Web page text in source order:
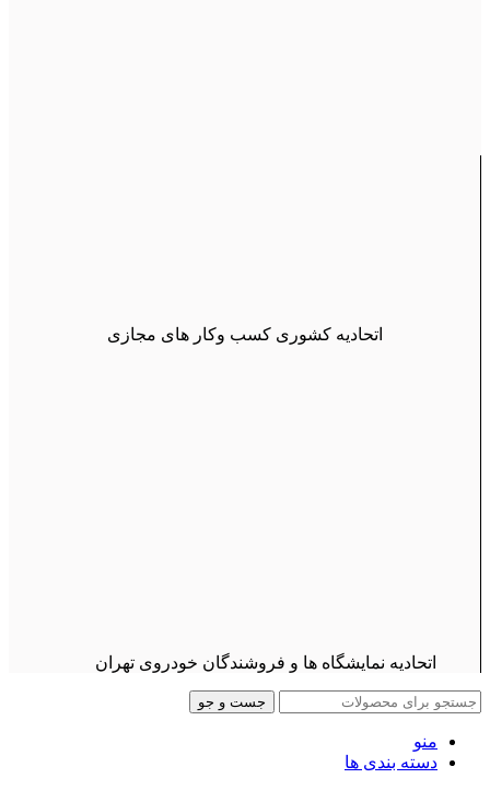
اتحادیه کشوری کسب وکار های مجازی
اتحادیه نمایشگاه ها و فروشندگان خودروی تهران
جست و جو
منو
دسته بندی ها